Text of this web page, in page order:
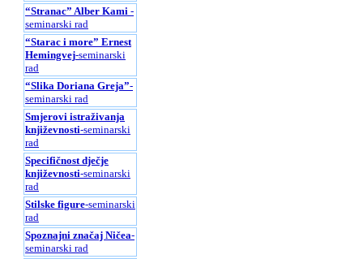
“Stranac” Alber Kami -
seminarski rad
“Starac i more” Ernest
Hemingvej-seminarski
rad
“Slika Doriana Greja”-
seminarski rad
Smjerovi istraživanja
književnosti-seminarski
rad
Specifičnost dječje
književnosti-seminarski
rad
Stilske figure-seminarski
rad
Spoznajni značaj Ničea-
seminarski rad